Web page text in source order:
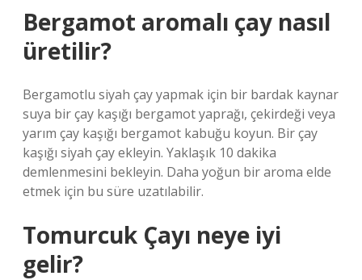
Bergamot aromalı çay nasıl
üretilir?
Bergamotlu siyah çay yapmak için bir bardak kaynar
suya bir çay kaşığı bergamot yaprağı, çekirdeği veya
yarım çay kaşığı bergamot kabuğu koyun. Bir çay
kaşığı siyah çay ekleyin. Yaklaşık 10 dakika
demlenmesini bekleyin. Daha yoğun bir aroma elde
etmek için bu süre uzatılabilir.
Tomurcuk Çayı neye iyi
gelir?